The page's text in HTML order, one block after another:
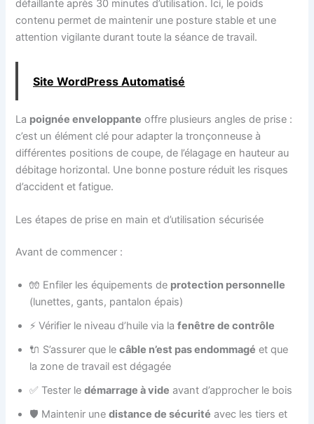
défaillante après 30 minutes d’utilisation. Ici, le poids
contenu permet de maintenir une posture stable et une
attention vigilante durant toute la séance de travail.
Site WordPress Automatisé
La poignée enveloppante offre plusieurs angles de prise :
c’est un élément clé pour adapter la tronçonneuse à
différentes positions de coupe, de l’élagage en hauteur au
débitage horizontal. Une bonne posture réduit les risques
d’accident et fatigue.
Les étapes de prise en main et d’utilisation sécurisée
Avant de commencer :
🧤 Enfiler les équipements de protection personnelle
(lunettes, gants, pantalon épais)
⚡ Vérifier le niveau d’huile via lafenêtre de contrôle
🔌 S’assurer que lecâble n’est pas endommagé et que
la zone de travail est dégagée
✅ Tester ledémarrage à vide avant d’approcher le bois
🛡️ Maintenir unedistance de sécurité avec les tiers et